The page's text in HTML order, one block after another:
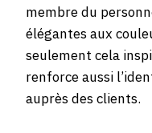
membre du
élégantes aux
seulement cela
renforce aussi
auprès des clients.